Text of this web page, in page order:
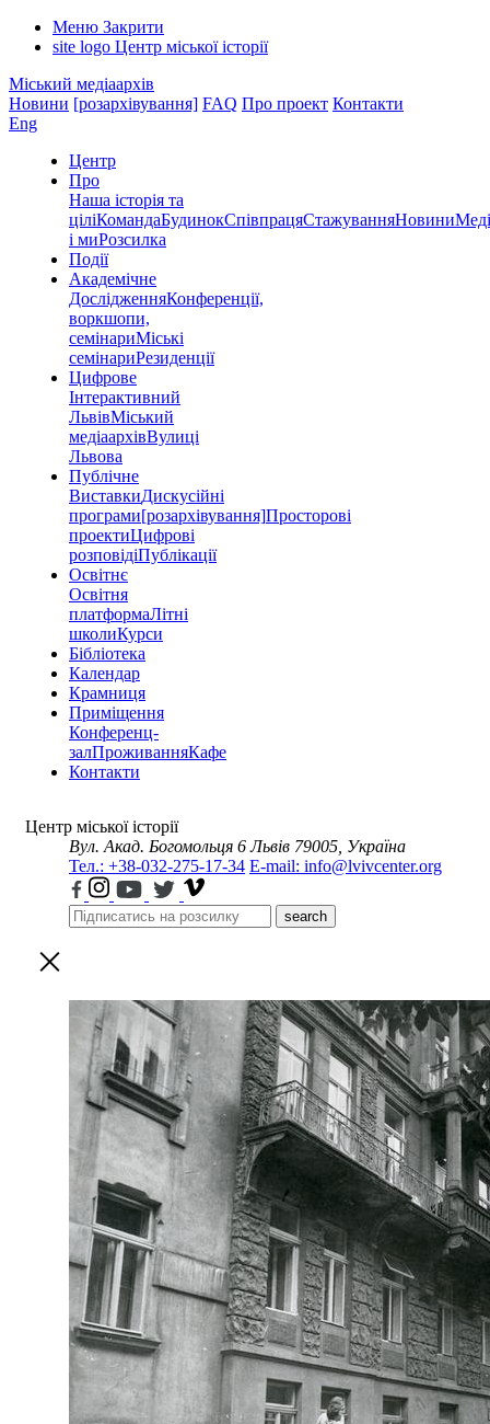
Меню Закрити
site logo Центр міської історії
Міський медіаархів
Новини [розархівування] FAQ Про проект Контакти
Eng
Центр
Про
Наша історія та
ціліКомандаБудинокСпівпрацяСтажуванняНовини
і миРозсилка
Події
Академічне
ДослідженняКонференції,
воркшопи,
семінариМіські
семінариРезиденції
Цифрове
Інтерактивний
ЛьвівМіський
медіаархівВулиці
Львова
Публічне
ВиставкиДискусійні
програми[розархівування]Просторові
проектиЦифрові
розповідіПублікації
Освітнє
Освітня
платформаЛітні
школиКурси
Бібліотека
Календар
Крамниця
Приміщення
Конференц-
залПроживанняКафе
Контакти
Центр міської історії
Вул. Акад. Богомольця 6 Львів 79005, Україна
Тел.: +38-032-275-17-34 E-mail: info@lvivcenter.org
search